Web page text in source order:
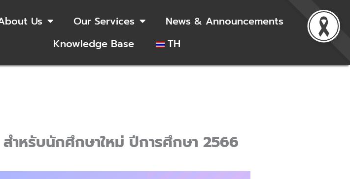
Us Our Services
News & Announcements
Knowledge Base
TH
ำหรับนักศึกษาใหม่ ปีการศึกษา 2566